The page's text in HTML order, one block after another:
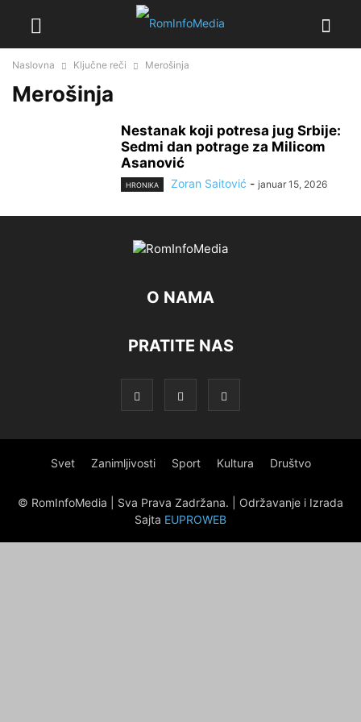
Naslovna Ključne reči Merošinja
Merošinja
Nestanak koji potresa jug Srbije:
Sedmi dan potrage za Milicom
Asanović
HRONIKA Zoran Saitović - januar 15, 2026
O NAMA
PRATITE NAS
Svet Zanimljivosti Sport Kultura Društvo
© RomInfoMedia | Sva Prava Zadržana. | Održavanje i Izrada
Sajta EUPROWEB